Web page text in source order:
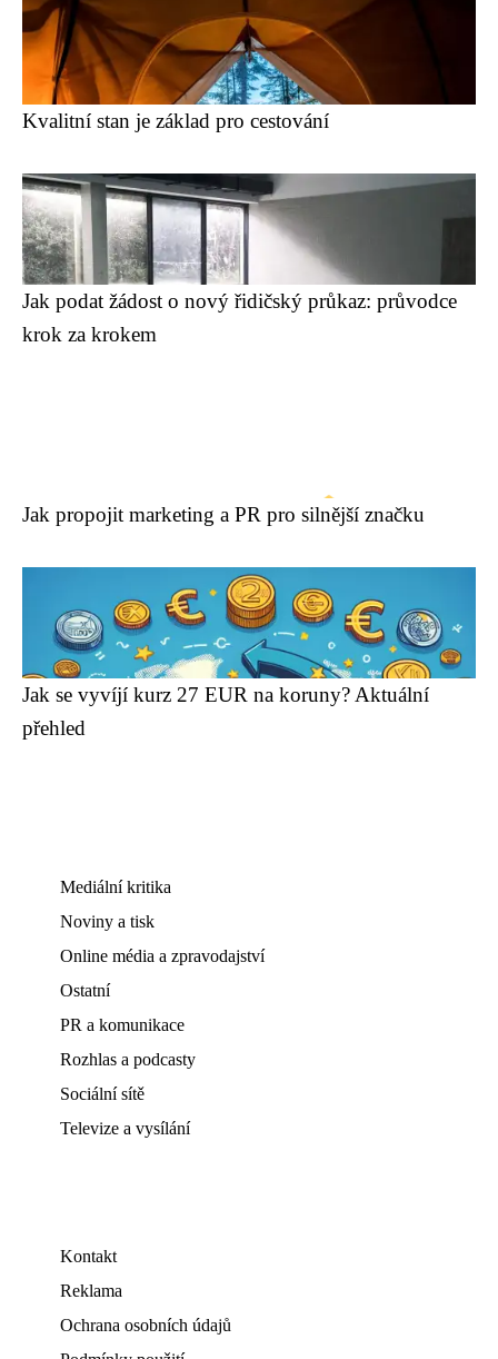
Kvalitní stan je základ pro cestování
Jak podat žádost o nový řidičský průkaz: průvodce
krok za krokem
Jak propojit marketing a PR pro silnější značku
Jak se vyvíjí kurz 27 EUR na koruny? Aktuální
přehled
Mediální kritika
Noviny a tisk
Online média a zpravodajství
Ostatní
PR a komunikace
Rozhlas a podcasty
Sociální sítě
Televize a vysílání
Kontakt
Reklama
Ochrana osobních údajů